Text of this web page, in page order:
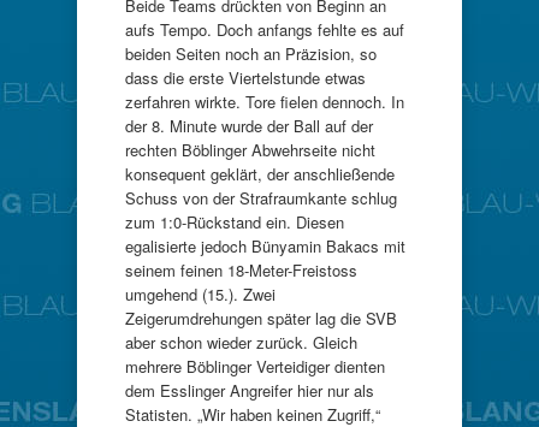
Beide Teams drückten von Beginn an
aufs Tempo. Doch anfangs fehlte es auf
beiden Seiten noch an Präzision, so
dass die erste Viertelstunde etwas
zerfahren wirkte. Tore fielen dennoch. In
der 8. Minute wurde der Ball auf der
rechten Böblinger Abwehrseite nicht
konsequent geklärt, der anschließende
Schuss von der Strafraumkante schlug
zum 1:0-Rückstand ein. Diesen
egalisierte jedoch Bünyamin Bakacs mit
seinem feinen 18-Meter-Freistoss
umgehend (15.). Zwei
Zeigerumdrehungen später lag die SVB
aber schon wieder zurück. Gleich
mehrere Böblinger Verteidiger dienten
dem Esslinger Angreifer hier nur als
Statisten. „Wir haben keinen Zugriff,“